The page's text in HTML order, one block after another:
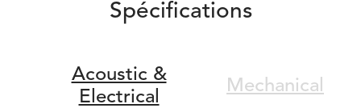
Spécifications
Acoustic &
Electrical
Mechanical